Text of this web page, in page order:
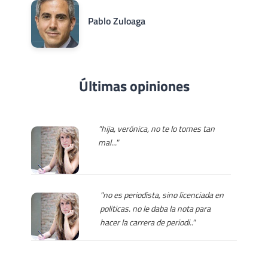
Pablo Zuloaga
Últimas opiniones
"hija, verónica, no te lo tomes tan
mal..."
"no es periodista, sino licenciada en
politicas. no le daba la nota para
hacer la carrera de periodi.."